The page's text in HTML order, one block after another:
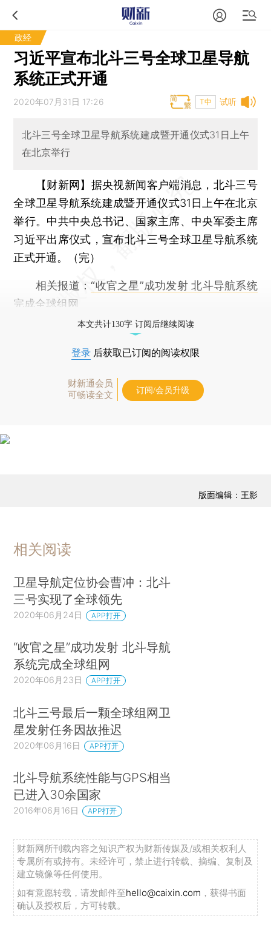
政经
习近平宣布北斗三号全球卫星导航
系统正式开通
试听
2020年07月31日 17:26 T中
北斗三号全球卫星导航系统建成暨开通仪式31日上午
在北京举行
【财新网】 据央视新闻客户端消息，北斗三号
全球卫星导航系统建成暨开通仪式31日上午在北京
举行。中共中央总书记、国家主席、中央军委主席
习近平出席仪式，宣布北斗三号全球卫星导航系统
正式开通。（完）
相关报道：“收官之星”成功发射 北斗导航系统
完成全球组网
本文共计130字 订阅后继续阅读
登录 后获取已订阅的阅读权限
财新通会员
可畅读全文
订阅/会员升级
版面编辑：王影
相关阅读
卫星导航定位协会曹冲：北斗
三号实现了全球领先
2020年06月24日 APP打开
“收官之星”成功发射 北斗导航
系统完成全球组网
2020年06月23日 APP打开
北斗三号最后一颗全球组网卫
星发射任务因故推迟
2020年06月16日 APP打开
北斗导航系统性能与GPS相当
已进入30余国家
2016年06月16日 APP打开
财新网所刊载内容之知识产权为财新传媒及/或相关权利人
专属所有或持有。未经许可，禁止进行转载、摘编、复制及
建立镜像等任何使用。
如有意愿转载，请发邮件至hello@caixin.com ，获得书面
确认及授权后，方可转载。